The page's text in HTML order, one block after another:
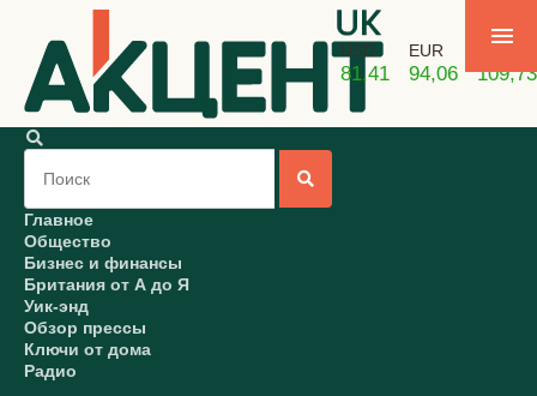
USD
81,41
EUR
94,06 109,73
Главное
Общество
Бизнес и финансы
Британия от А до Я
Уик-энд
Обзор прессы
Ключи от дома
Радио